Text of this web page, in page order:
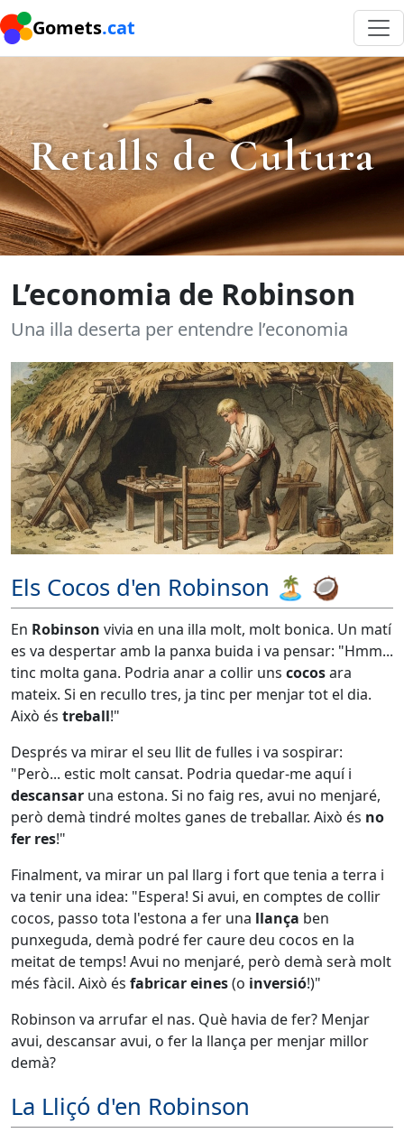
Gomets.cat
Retalls de Cultura
L’economia de Robinson
Una illa deserta per entendre l’economia
Els Cocos d'en Robinson 🏝️ 🥥
En Robinson vivia en una illa molt, molt bonica. Un matí
es va despertar amb la panxa buida i va pensar: "Hmm...
tinc molta gana. Podria anar a collir uns cocosara
mateix. Si en recullo tres, ja tinc per menjar tot el dia.
Això és treball!"
Després va mirar el seu llit de fulles i va sospirar:
"Però... estic molt cansat. Podria quedar-me aquí i
descansar una estona. Si no faig res, avui no menjaré,
però demà tindré moltes ganes de treballar. Això és no
fer res!"
Finalment, va mirar un pal llarg i fort que tenia a terra i
va tenir una idea: "Espera! Si avui, en comptes de collir
cocos, passo tota l'estona a fer una llança ben
punxeguda, demà podré fer caure deu cocos en la
meitat de temps! Avui no menjaré, però demà serà molt
més fàcil. Això és fabricar eines(o inversió!)"
Robinson va arrufar el nas. Què havia de fer? Menjar
avui, descansar avui, o fer la llança per menjar millor
demà?
La Lliçó d'en Robinson